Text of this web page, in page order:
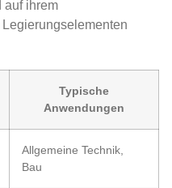
auf ihrem
Typische
Anwendungen
Allgemeine Technik,
Bau